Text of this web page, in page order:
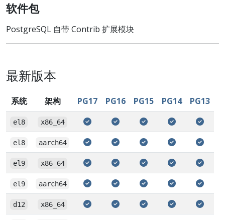
软件包
PostgreSQL 自带 Contrib 扩展模块
最新版本
系统 架构 PG17 PG16 PG15 PG14 PG13
el8 x86_64
el8 aarch64
el9 x86_64
el9 aarch64
d12 x86_64